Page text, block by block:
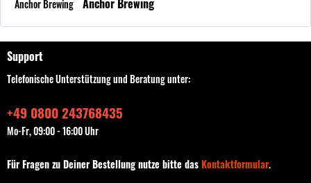
Anchor Brewing Anchor Brewing
Support
Telefonische Unterstützung und Beratung unter:
+49 0800 243768435
Mo-Fr, 09:00 - 16:00 Uhr
Für Fragen zu Deiner Bestellung nutze bitte dasKontaktformular.